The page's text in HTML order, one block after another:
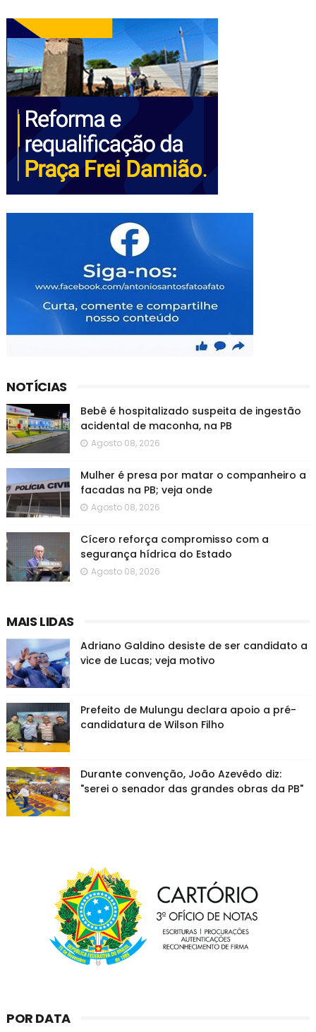
NOTÍCIAS
Bebê é hospitalizado suspeita de ingestão
acidental de maconha, na PB
Agosto 08, 2026
Mulher é presa por matar o companheiro a
facadas na PB; veja onde
Agosto 08, 2026
Cícero reforça compromisso com a
segurança hídrica do Estado
Agosto 08, 2026
MAIS LIDAS
Adriano Galdino desiste de ser candidato a
vice de Lucas; veja motivo
Prefeito de Mulungu declara apoio a pré-
candidatura de Wilson Filho
Durante convenção, João Azevêdo diz:
"serei o senador das grandes obras da PB"
POR DATA